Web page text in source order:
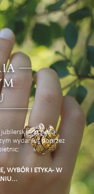
z chęcią
wydaniu” poprzez
WYBÓR I ETYKA - W